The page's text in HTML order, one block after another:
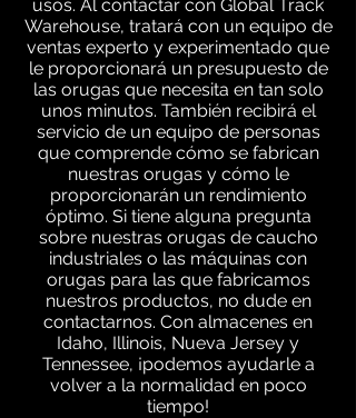
usos. Al contactar con Global Track
Warehouse, tratará con un equipo de
ventas experto y experimentado que
le proporcionará un presupuesto de
las orugas que necesita en tan solo
unos minutos. También recibirá el
servicio de un equipo de personas
que comprende cómo se fabrican
nuestras orugas y cómo le
proporcionarán un rendimiento
óptimo. Si tiene alguna pregunta
sobre nuestras orugas de caucho
industriales o las máquinas con
orugas para las que fabricamos
nuestros productos, no dude en
contactarnos. Con almacenes en
Idaho, Illinois, Nueva Jersey y
Tennessee, ¡podemos ayudarle a
volver a la normalidad en poco
tiempo!